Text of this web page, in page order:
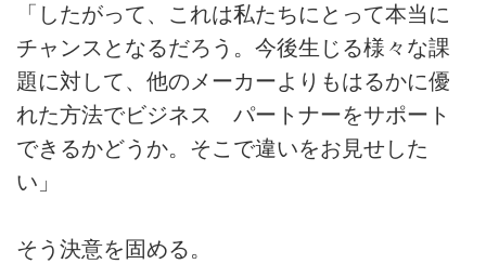
「したがって、これは私たちにとって本当に
チャンスとなるだろう。今後生じる様々な課
題に対して、他のメーカーよりもはるかに優
れた方法でビジネス パートナーをサポート
できるかどうか。そこで違いをお見せした
い」
そう決意を固める。